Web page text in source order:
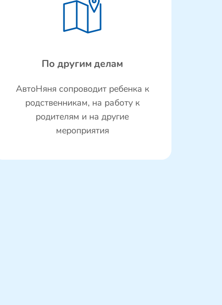
По другим делам
АвтоНяня сопроводит ребенка к
родственникам, на работу к
родителям и на другие
мероприятия